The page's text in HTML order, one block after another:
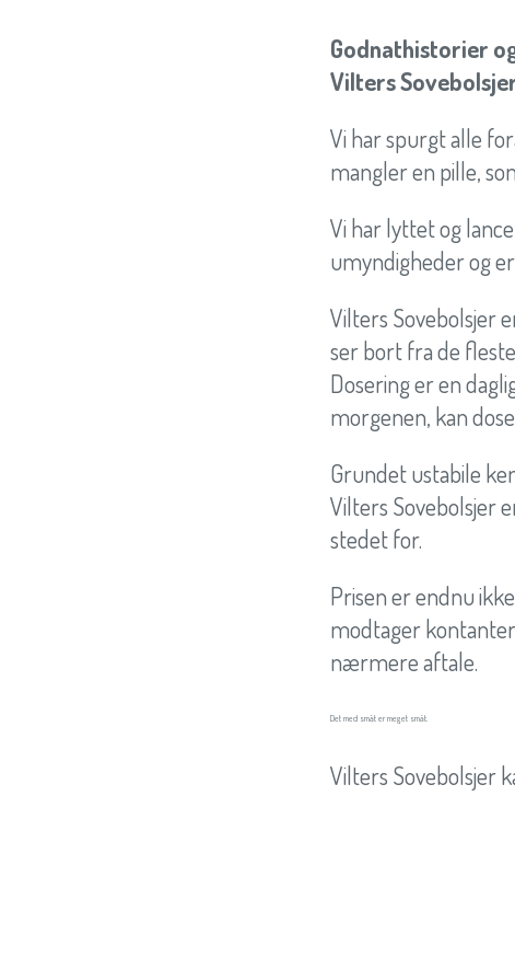
Godnathistorier
Vilters
Vi har spurgt alle
mangler en pille,
Vi har lyttet og
umyndigheder og
Vilters Sovebolsjer
ser bort fra de
Dosering er en
morgenen, kan
Grundet ustabile
Vilters Sovebolsjer
stedet for.
Prisen er endnu
modtager
nærmere aftale.
Det med småt er meget småt.
Vilters Sovebolsjer